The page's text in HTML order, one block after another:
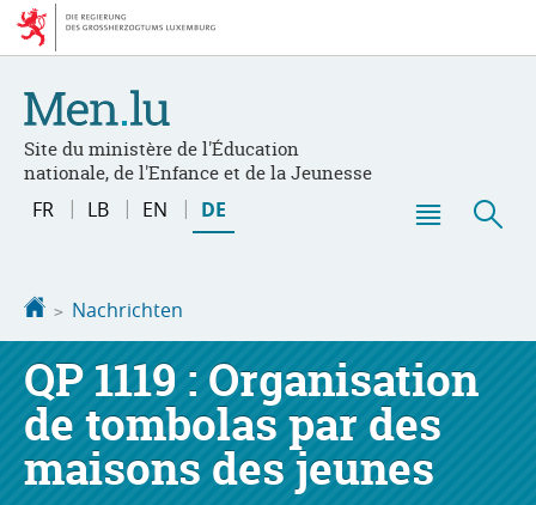
Zur
Navigation
Zum
Inhalt
Site du ministère de l'Éducation
nationale, de l'Enfance et de la Jeunesse
Changer
FR LB EN DE
Startseite
Nachrichten
QP 1119 : Organisation
de tombolas par des
maisons des jeunes